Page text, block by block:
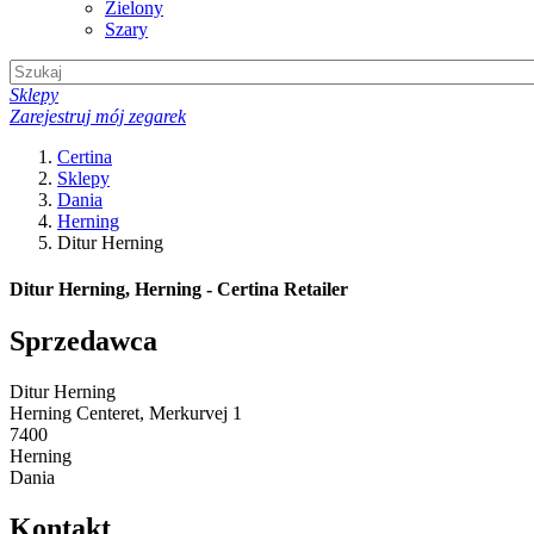
Zielony
Szary
Sklepy
Zarejestruj mój zegarek
Certina
Sklepy
Dania
Herning
Ditur Herning
Ditur Herning, Herning - Certina Retailer
Sprzedawca
Ditur Herning
Herning Centeret, Merkurvej 1
7400
Herning
Dania